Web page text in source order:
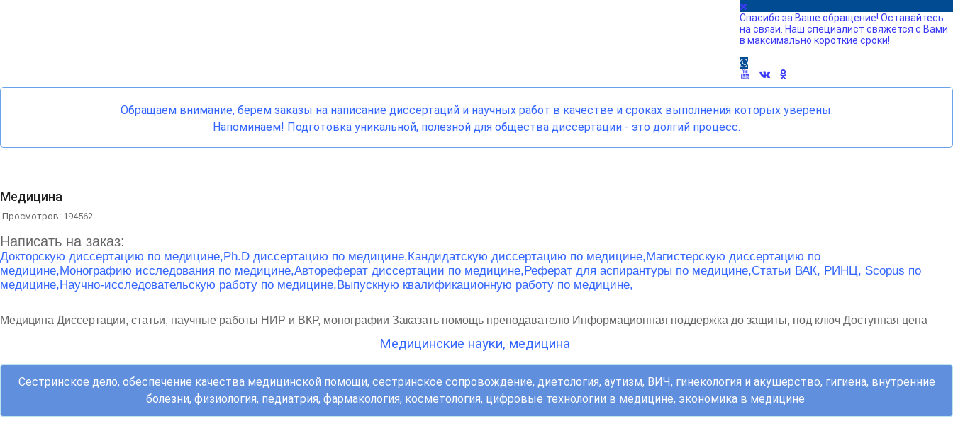
Спасибо за Ваше обращение! Оставайтесь
на связи. Наш специалист свяжется с Вами
в максимально короткие сроки!
Обращаем внимание, берем заказы на написание диссертаций и научных работ в качестве и сроках выполнения которых уверены.
Напоминаем! Подготовка уникальной, полезной для общества диссертации - это долгий процесс.
Медицина
Просмотров: 194562
Написать на заказ:
Докторскую диссертацию по медицине,Ph.D диссертацию по медицине,Кандидатскую диссертацию по медицине,Магистерскую диссертацию по
медицине,Монографию исследования по медицине,Автореферат диссертации по медицине,Реферат для аспирантуры по медицине,Статьи ВАК, РИНЦ, Scopus по
медицине,Научно-исследовательскую работу по медицине,Выпускную квалификационную работу по медицине,
Медицина Диссертации, статьи, научные работы НИР и ВКР, монографии Заказать помощь преподавателю Информационная поддержка до защиты, под ключ Доступная цена
Медицинские науки, медицина
Сестринское дело, обеспечение качества медицинской помощи, сестринское сопровождение, диетология, аутизм, ВИЧ, гинекология и акушерство, гигиена, внутренние
болезни, физиология, педиатрия, фармакология, косметология, цифровые технологии в медицине, экономика в медицине